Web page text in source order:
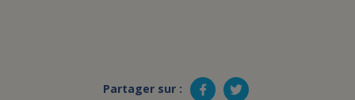
Partager sur :